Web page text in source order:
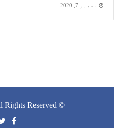
دسمبر 7, 2020
© Copyright 2026, All Rights Reserved